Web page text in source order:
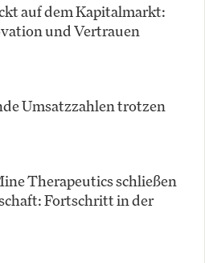
auf dem Kapitalmarkt:
und Vertrauen
Umsatzzahlen trotzen
Therapeutics schließen
Fortschritt in der